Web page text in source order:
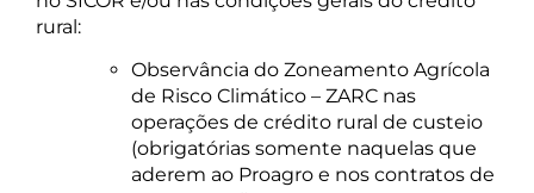
rural:
Observância do Zoneamento Agrícola
de Risco Climático – ZARC nas
operações de crédito rural de custeio
(obrigatórias somente naquelas que
aderem ao Proagro e nos contratos de